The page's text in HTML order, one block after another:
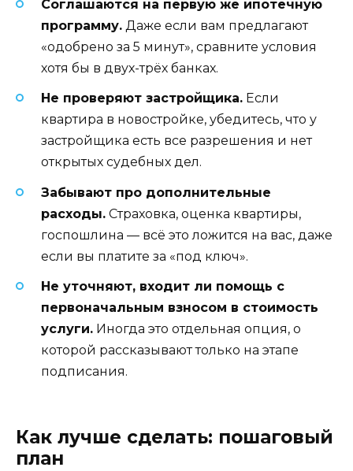
Соглашаются на первую же ипотечную
программу. Даже если вам предлагают
«одобрено за 5 минут», сравните условия
хотя бы в двух-трёх банках.
Не проверяют застройщика. Если
квартира в новостройке, убедитесь, что у
застройщика есть все разрешения и нет
открытых судебных дел.
Забывают про дополнительные
расходы. Страховка, оценка квартиры,
госпошлина — всё это ложится на вас, даже
если вы платите за «под ключ».
Не уточняют, входит ли помощь с
первоначальным взносом в стоимость
услуги. Иногда это отдельная опция, о
которой рассказывают только на этапе
подписания.
Как лучше сделать: пошаговый
план